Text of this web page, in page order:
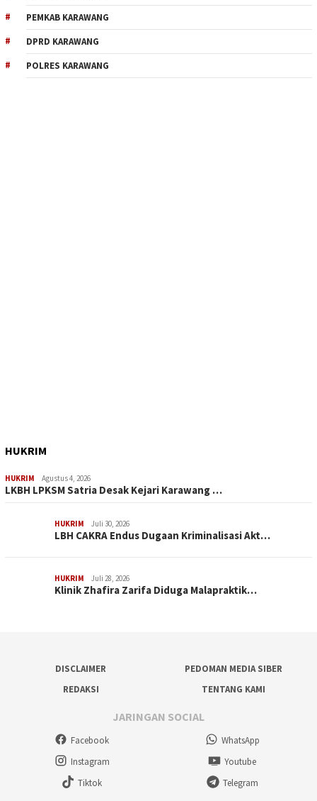
PEMKAB KARAWANG
DPRD KARAWANG
POLRES KARAWANG
HUKRIM
HUKRIM Agustus 4, 2026
LKBH LPKSM Satria Desak Kejari Karawang …
HUKRIM Juli 30, 2026
LBH CAKRA Endus Dugaan Kriminalisasi Akt…
HUKRIM Juli 28, 2026
Klinik Zhafira Zarifa Diduga Malapraktik…
DISCLAIMER
PEDOMAN MEDIA SIBER
REDAKSI
TENTANG KAMI
JARINGAN SOCIAL
Facebook
WhatsApp
Instagram
Youtube
Tiktok
Telegram